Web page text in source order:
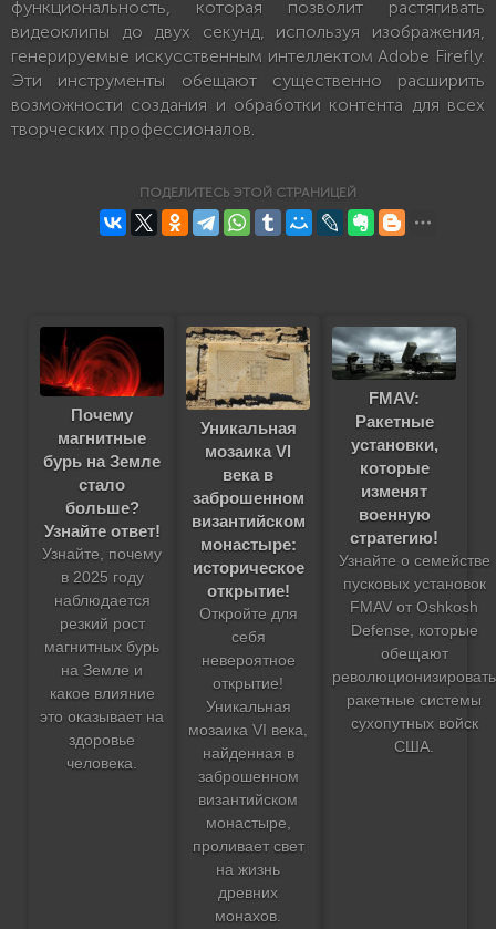
функциональность, которая позволит растягивать
видеоклипы до двух секунд, используя изображения,
генерируемые искусственным интеллектом Adobe Firefly.
Эти инструменты обещают существенно расширить
возможности создания и обработки контента для всех
творческих профессионалов.
ПОДЕЛИТЕСЬ ЭТОЙ СТРАНИЦЕЙ
Почему
магнитные
бурь на Земле
стало
больше?
Узнайте ответ!
Узнайте, почему
в 2025 году
наблюдается
резкий рост
магнитных бурь
на Земле и
какое влияние
это оказывает на
здоровье
человека.
Уникальная
мозаика VI
века в
заброшенном
византийском
монастыре:
историческое
открытие!
Откройте для
себя
невероятное
открытие!
Уникальная
мозаика VI века,
найденная в
заброшенном
византийском
монастыре,
проливает свет
на жизнь
древних
монахов.
FMAV:
Ракетные
установки,
которые
изменят
военную
стратегию!
Узнайте о семействе
пусковых установок
FMAV от Oshkosh
Defense, которые
обещают
революционизировать
ракетные системы
сухопутных войск
США.